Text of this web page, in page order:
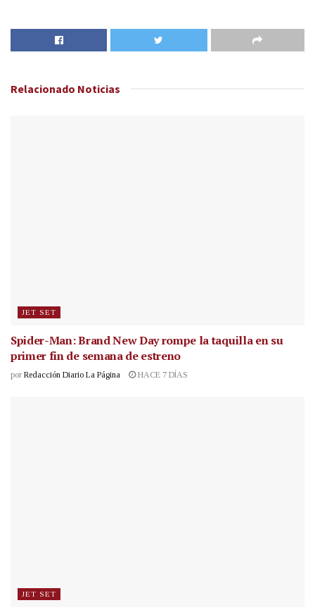
Relacionado Noticias
JET SET
Spider-Man: Brand New Day rompe la taquilla en su
primer fin de semana de estreno
por Redacción Diario La Página HACE 7 DÍAS
JET SET